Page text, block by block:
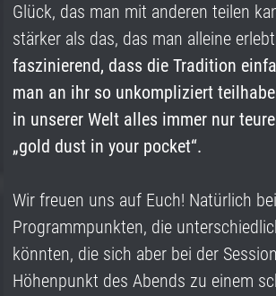
Glück, das man mit anderen teilen
stärker als das, das man alleine
faszinierend, dass die Tradition
man an ihr so unkompliziert
in unserer Welt alles immer nur
„gold dust in your pocket“.
Wir freuen uns auf Euch! Natürlich
Programmpunkten, die
könnten, die sich aber bei der
Höhenpunkt des Abends zu einem